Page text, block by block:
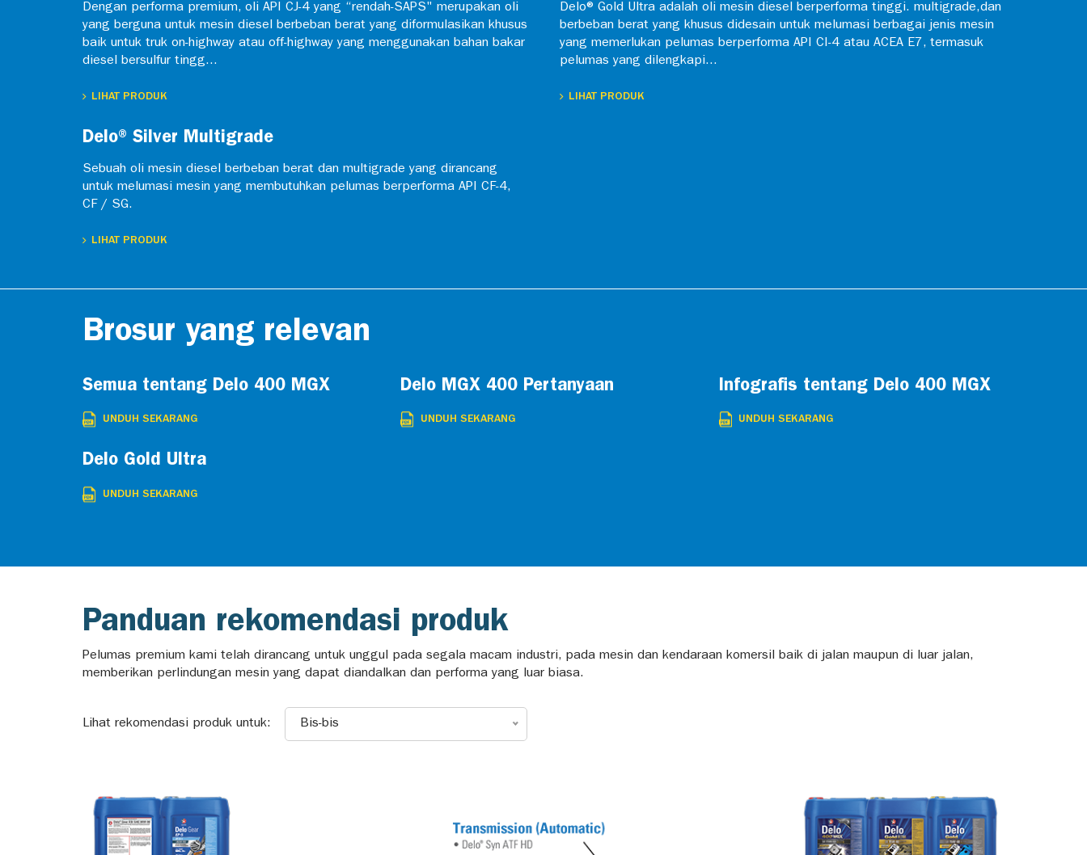
Dengan performa premium, oli API CJ-4 yang “rendah-SAPS" merupakan oli
yang berguna untuk mesin diesel berbeban berat yang diformulasikan khusus
baik untuk truk on-highway atau off-highway yang menggunakan bahan bakar
diesel bersulfur tingg...
LIHAT PRODUK
Delo® Gold Ultra adalah oli mesin diesel berperforma tinggi. multigrade,dan
berbeban berat yang khusus didesain untuk melumasi berbagai jenis mesin
yang memerlukan pelumas berperforma API CI-4 atau ACEA E7, termasuk
pelumas yang dilengkapi...
LIHAT PRODUK
Delo® Silver Multigrade
Sebuah oli mesin diesel berbeban berat dan multigrade yang dirancang
untuk melumasi mesin yang membutuhkan pelumas berperforma API CF-4,
CF / SG.
LIHAT PRODUK
Brosur yang relevan
Semua tentang Delo 400 MGX
UNDUH SEKARANG
Delo MGX 400 Pertanyaan
UNDUH SEKARANG
Infografis tentang Delo 400 MGX
UNDUH SEKARANG
Delo Gold Ultra
UNDUH SEKARANG
Panduan rekomendasi produk
Pelumas premium kami telah dirancang untuk unggul pada segala macam industri, pada mesin dan kendaraan komersil baik di jalan maupun di luar jalan,
memberikan perlindungan mesin yang dapat diandalkan dan performa yang luar biasa.
Lihat rekomendasi produk untuk: Bis-bis